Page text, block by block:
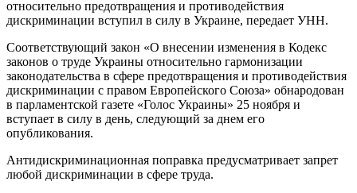
относительно предотвращения и противодействия
дискриминации вступил в силу в Украине, передает УНН.
Соответствующий закон «О внесении изменения в Кодекс
законов о труде Украины относительно гармонизации
законодательства в сфере предотвращения и противодействия
дискриминации с правом Европейского Союза» обнародован
в парламентской газете «Голос Украины» 25 ноября и
вступает в силу в день, следующий за днем его
опубликования.
Антидискриминационная поправка предусматривает запрет
любой дискриминации в сфере труда.